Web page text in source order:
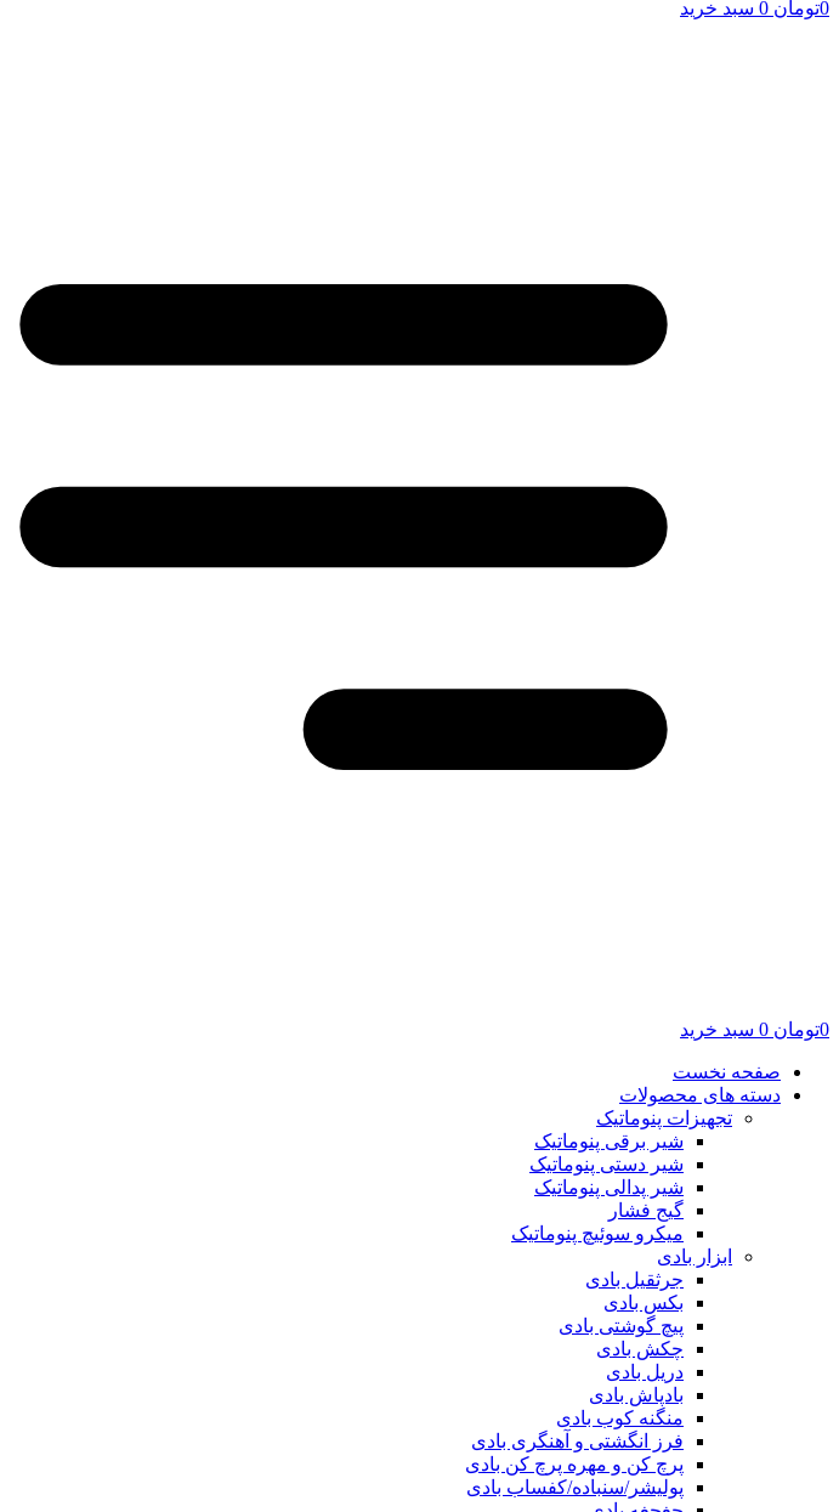
0تومان 0 سبد خرید
0تومان 0 سبد خرید
صفحه نخست
دسته های محصولات
تجهیزات پنوماتیک
شیر برقی پنوماتیک
شیر دستی پنوماتیک
شیر پدالی پنوماتیک
گیج فشار
میکرو سوئیچ پنوماتیک
ابزار بادی
جرثقیل بادی
بکس بادی
پیچ گوشتی بادی
چکش بادی
دریل بادی
بادپاش بادی
منگنه کوب بادی
فرز انگشتی و آهنگری بادی
پرچ کن و مهره پرچ کن بادی
پولیشر/سنباده/کفساب بادی